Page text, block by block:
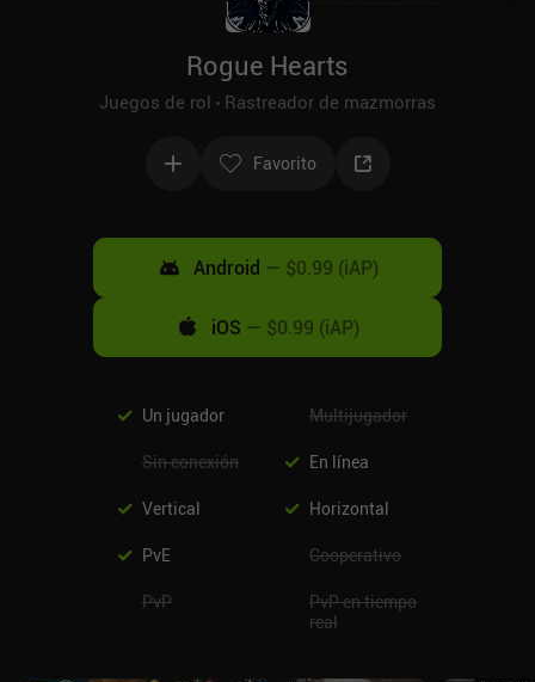
Rogue Hearts
Juegos de rol Rastreador de mazmorras
Favorito
Android — $0.99 (iAP)
iOS — $0.99 (iAP)
Un jugador Multijugador
Sin conexión En línea
Vertical Horizontal
PvE Cooperativo
PvP
PvP en tiempo
real